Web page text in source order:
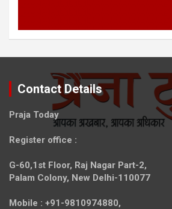
Contact Details
Praja Today
Register office :
G-60,1st Floor, Raj Nagar Part-2,
Palam Colony, New Delhi-110077
Mobile : +91-9810974880,